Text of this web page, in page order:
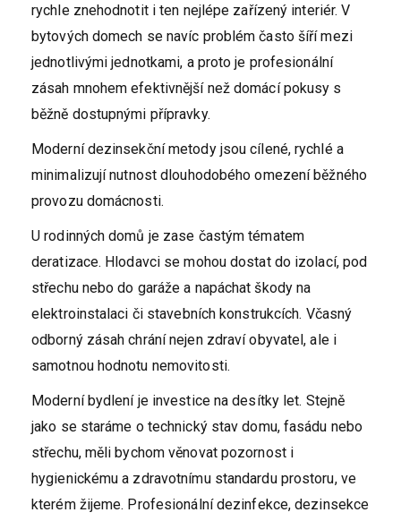
rychle znehodnotit i ten nejlépe zařízený interiér. V
bytových domech se navíc problém často šíří mezi
jednotlivými jednotkami, a proto je profesionální
zásah mnohem efektivnější než domácí pokusy s
běžně dostupnými přípravky.
Moderní dezinsekční metody jsou cílené, rychlé a
minimalizují nutnost dlouhodobého omezení běžného
provozu domácnosti.
U rodinných domů je zase častým tématem
deratizace. Hlodavci se mohou dostat do izolací, pod
střechu nebo do garáže a napáchat škody na
elektroinstalaci či stavebních konstrukcích. Včasný
odborný zásah chrání nejen zdraví obyvatel, ale i
samotnou hodnotu nemovitosti.
Moderní bydlení je investice na desítky let. Stejně
jako se staráme o technický stav domu, fasádu nebo
střechu, měli bychom věnovat pozornost i
hygienickému a zdravotnímu standardu prostoru, ve
kterém žijeme. Profesionální dezinfekce, dezinsekce